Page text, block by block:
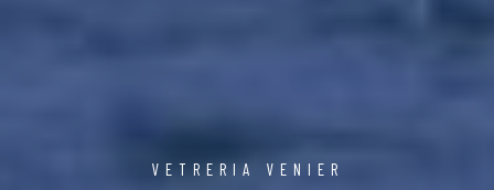
VETRERIA VENIER